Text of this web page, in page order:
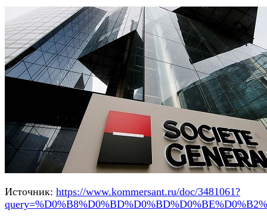
Источник: https://www.kommersant.ru/doc/3481061?